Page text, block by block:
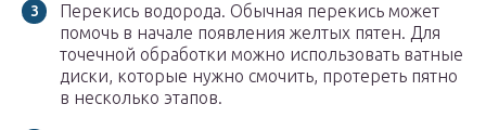
Перекись водорода. Обычная перекись может
помочь в начале появления желтых пятен. Для
точечной обработки можно использовать ватные
диски, которые нужно смочить, протереть пятно
в несколько этапов.